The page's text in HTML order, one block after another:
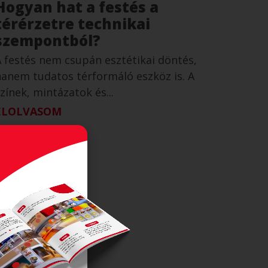
hat a festés a
technikai
festés nem csupán esztétikai döntés,
tudatos térformáló eszköz is. A
mintázatok és...